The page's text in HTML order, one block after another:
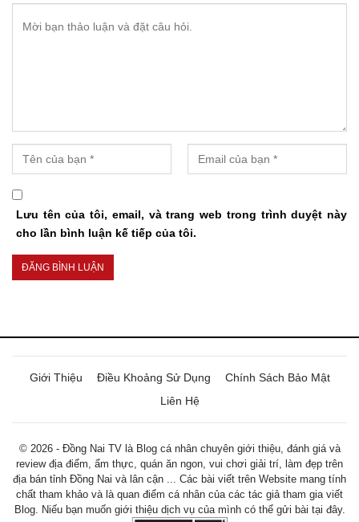
Lưu tên của tôi, email, và trang web trong trình duyệt này
cho lần bình luận kế tiếp của tôi.
Giới Thiệu Điều Khoảng Sử Dụng
Chính Sách Bảo Mật
Liên Hệ
© 2026 - Đồng Nai TV là Blog cá nhân chuyên giới thiệu, đánh giá và
review địa điểm, ẩm thực, quán ăn ngon, vui chơi giải trí, làm đẹp trên
địa bán tỉnh Đồng Nai và lân cận ... Các bài viết trên Website mang tính
chất tham khảo và là quan điểm cá nhân của các tác giả tham gia viết
Blog. Niếu bạn muốn giới thiệu dịch vụ của mình có thể gửi bài tại đây.